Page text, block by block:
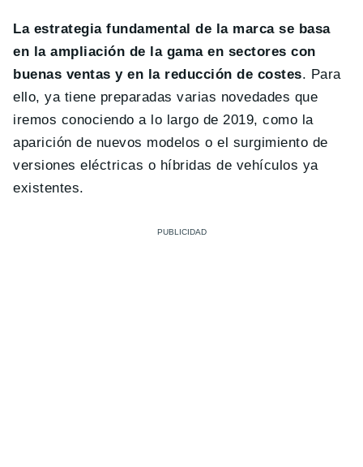
La estrategia fundamental de la marca se basa
en la ampliación de la gama en sectores con
buenas ventas y en la reducción de costes. Para
ello, ya tiene preparadas varias novedades que
iremos conociendo a lo largo de 2019, como la
aparición de nuevos modelos o el surgimiento de
versiones eléctricas o híbridas de vehículos ya
existentes.